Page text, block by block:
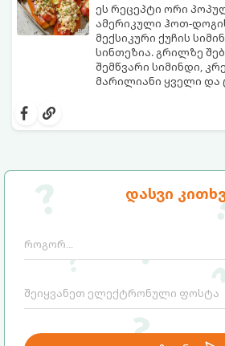
დასვი
ეს რეცეპტი ორი
ამერიკული ჰოთ-
მექსიკური ქუჩის
სინთეზია. გრილზე
შემწვარი სიმინდი,
მარილიანი ყველი და
წვეულებებისთვის,
ულუფა: 8 პორცია